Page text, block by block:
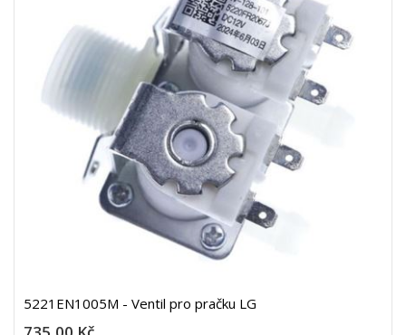
5221EN1005M - Ventil pro pračku LG